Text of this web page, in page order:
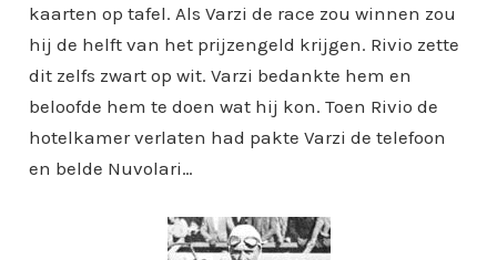
kaarten op tafel. Als Varzi de race zou winnen zou
hij de helft van het prijzengeld krijgen. Rivio zette
dit zelfs zwart op wit. Varzi bedankte hem en
beloofde hem te doen wat hij kon. Toen Rivio de
hotelkamer verlaten had pakte Varzi de telefoon
en belde Nuvolari…